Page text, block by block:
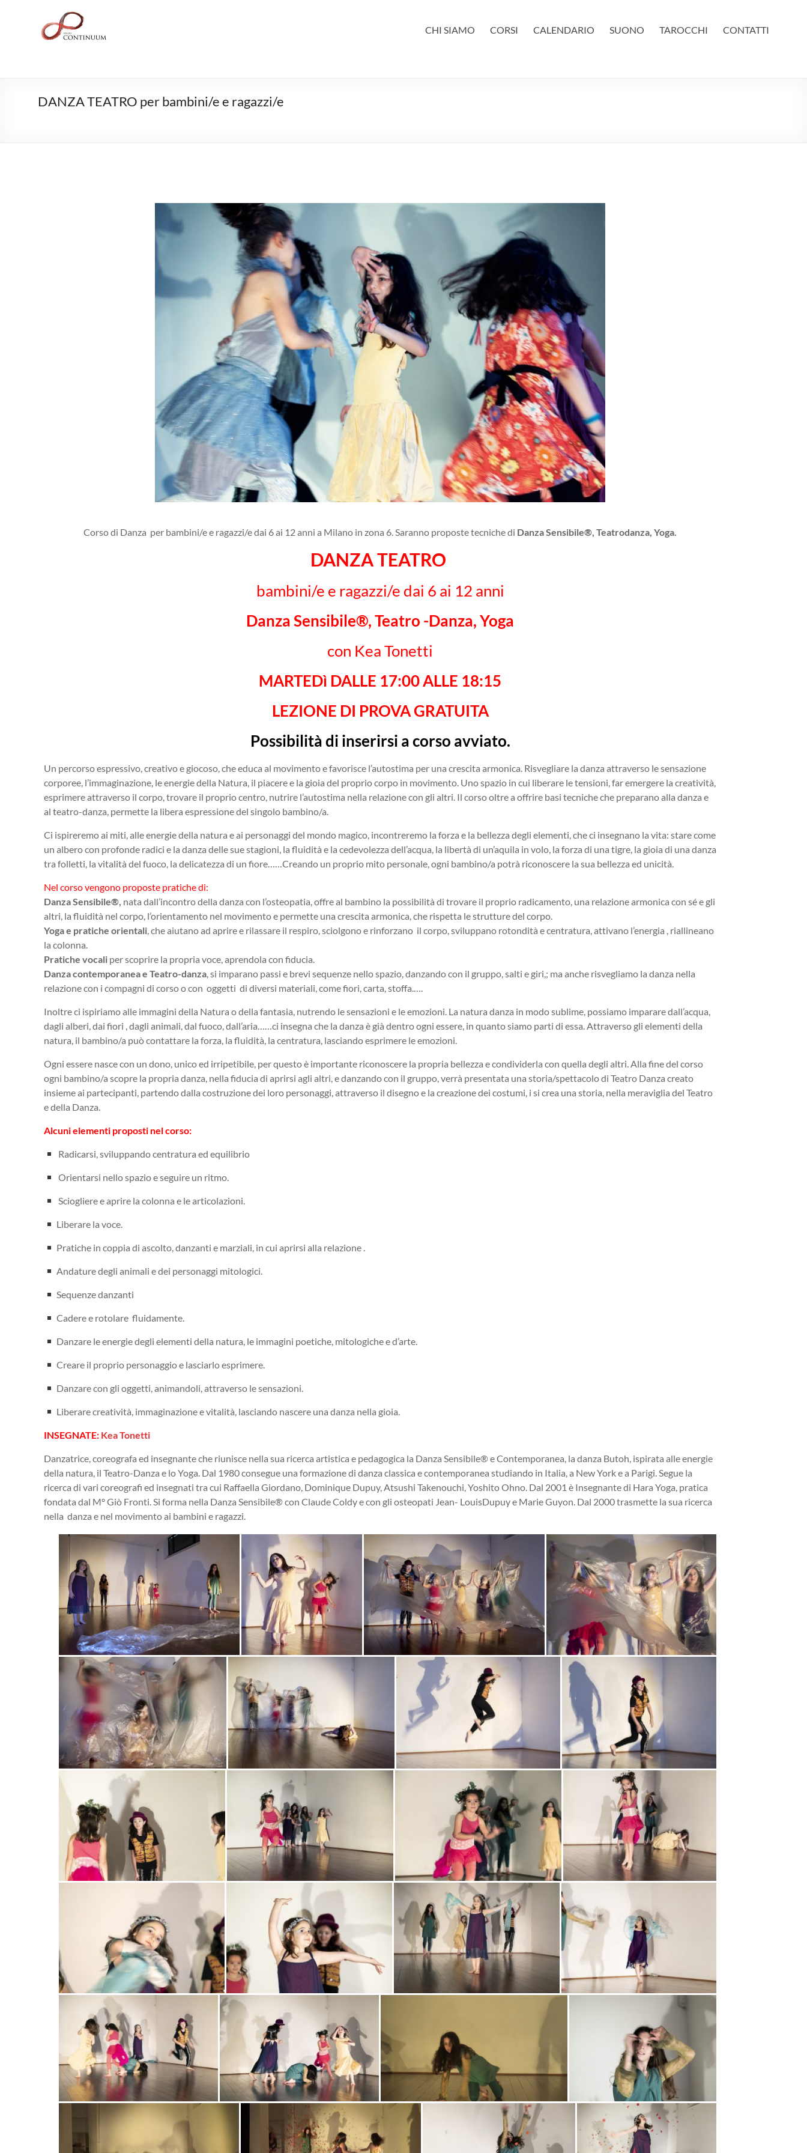
CHI SIAMO CORSI CALENDARIO SUONO TAROCCHI CONTATTI
DANZA TEATRO per bambini/e e ragazzi/e
Corso di Danza per bambini/e e ragazzi/e dai 6 ai 12 anni a Milano in zona 6.Saranno proposte tecniche di Danza Sensibile®, Teatrodanza, Yoga.
DANZA TEATRO
bambini/e e ragazzi/e dai 6 ai 12 anni
Danza Sensibile®, Teatro -Danza, Yoga
con Kea Tonetti
MARTEDì DALLE 17:00 ALLE 18:15
LEZIONE DI PROVA GRATUITA
Possibilità di inserirsi a corso avviato.
Un percorso espressivo, creativo e giocoso, che educa al movimento e favorisce l’autostima per una crescita armonica. Risvegliare la danza attraverso le sensazione
corporee, l’immaginazione, le energie della Natura, il piacere e la gioia del proprio corpo in movimento. Uno spazio in cui liberare le tensioni, far emergere la creatività,
esprimere attraverso il corpo, trovare il proprio centro, nutrire l’autostima nella relazione con gli altri. Il corso oltre a offrire basi tecniche che preparano alla danza e
al teatro-danza, permette la libera espressione del singolo bambino/a.
Ci ispireremo ai miti, alle energie della natura e ai personaggi del mondo magico, incontreremo la forza e la bellezza degli elementi, che ci insegnano la vita: stare come
un albero con profonde radici e la danza delle sue stagioni, la fluidità e la cedevolezza dell’acqua, la libertà di un’aquila in volo, la forza di una tigre, la gioia di una danza
tra folletti, la vitalità del fuoco, la delicatezza di un fiore……Creando un proprio mito personale, ogni bambino/a potrà riconoscere la sua bellezza ed unicità.
Nel corso vengono proposte pratiche di:
Danza Sensibile®, nata dall’incontro della danza con l’osteopatia, offre al bambino la possibilità di trovare il proprio radicamento, una relazione armonica con sé e gli
altri, la fluidità nel corpo, l’orientamento nel movimento e permette una crescita armonica, che rispetta le strutture del corpo.
Yoga e pratiche orientali, che aiutano ad aprire e rilassare il respiro, sciolgono e rinforzano il corpo, sviluppano rotondità e centratura, attivano l’energia , riallineano
la colonna.
Pratiche vocali per scoprire la propria voce, aprendola con fiducia.
Danza contemporanea e Teatro-danza, si imparano passi e brevi sequenze nello spazio, danzando con il gruppo, salti e giri,; ma anche risvegliamo la danza nella
relazione con i compagni di corso o con oggetti di diversi materiali, come fiori, carta, stoffa.….
Inoltre ci ispiriamo alle immagini della Natura o della fantasia, nutrendo le sensazioni e le emozioni. La natura danza in modo sublime, possiamo imparare dall’acqua,
dagli alberi, dai fiori , dagli animali, dal fuoco, dall’aria……ci insegna che la danza è già dentro ogni essere, in quanto siamo parti di essa. Attraverso gli elementi della
natura, il bambino/a può contattare la forza, la fluidità, la centratura, lasciando esprimere le emozioni.
Ogni essere nasce con un dono, unico ed irripetibile, per questo è importante riconoscere la propria bellezza e condividerla con quella degli altri. Alla fine del corso
ogni bambino/a scopre la propria danza, nella fiducia di aprirsi agli altri, e danzando con il gruppo, verrà presentata una storia/spettacolo di Teatro Danza creato
insieme ai partecipanti, partendo dalla costruzione dei loro personaggi, attraverso il disegno e la creazione dei costumi, i si crea una storia, nella meraviglia del Teatro
e della Danza.
Alcuni elementi proposti nel corso:
Radicarsi, sviluppando centratura ed equilibrio
Orientarsi nello spazio e seguire un ritmo.
Sciogliere e aprire la colonna e le articolazioni.
Liberare la voce.
Pratiche in coppia di ascolto, danzanti e marziali, in cui aprirsi alla relazione .
Andature degli animali e dei personaggi mitologici.
Sequenze danzanti
Cadere e rotolare fluidamente.
Danzare le energie degli elementi della natura, le immagini poetiche, mitologiche e d’arte.
Creare il proprio personaggio e lasciarlo esprimere.
Danzare con gli oggetti, animandoli, attraverso le sensazioni.
Liberare creatività, immaginazione e vitalità, lasciando nascere una danza nella gioia.
INSEGNATE: Kea Tonetti
Danzatrice, coreografa ed insegnante che riunisce nella sua ricerca artistica e pedagogica la Danza Sensibile® e Contemporanea, la danza Butoh, ispirata alle energie
della natura, il Teatro-Danza e lo Yoga. Dal 1980 consegue una formazione di danza classica e contemporanea studiando in Italia, a New York e a Parigi. Segue la
ricerca di vari coreografi ed insegnati tra cui Raffaella Giordano, Dominique Dupuy, Atsushi Takenouchi, Yoshito Ohno. Dal 2001 è Insegnante di Hara Yoga, pratica
fondata dal M° Giò Fronti. Si forma nella Danza Sensibile® con Claude Coldy e con gli osteopati Jean- LouisDupuy e Marie Guyon. Dal 2000 trasmette la sua ricerca
nella danza e nel movimento ai bambini e ragazzi.